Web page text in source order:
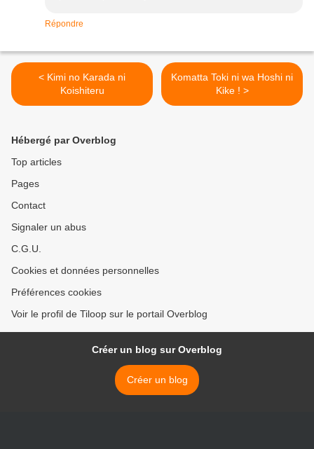
Répondre
< Kimi no Karada ni
Koishiteru
Komatta Toki ni wa Hoshi ni
Kike ! >
Hébergé par Overblog
Top articles
Pages
Contact
Signaler un abus
C.G.U.
Cookies et données personnelles
Préférences cookies
Voir le profil de Tiloop sur le portail Overblog
Créer un blog sur Overblog
Créer un blog